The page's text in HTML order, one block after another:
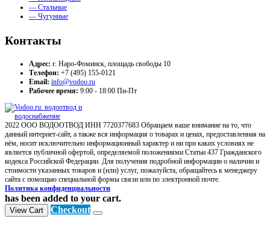
— Стальные
— Чугунные
Контакты
Адрес: г. Наро-Фоминск, площадь свободы 10
Телефон: +7 (495) 155-0121
Email: info@vodoo.ru
Рабочее время: 9:00 - 18:00 Пн-Пт
2022 ООО ВОДООТВОД ИНН 7720377683 Обращаем ваше внимание на то, что
данный интернет-сайт, а также вся информация о товарах и ценах, предоставленная на
нём, носит исключительно информационный характер и ни при каких условиях не
является публичной офертой, определяемой положениями Статьи 437 Гражданского
кодекса Российской Федерации. Для получения подробной информации о наличии и
стоимости указанных товаров и (или) услуг, пожалуйста, обращайтесь к менеджеру
сайта с помощью специальной формы связи или по электронной почте.
Политика конфиденциальности
has been added to your cart.
View Cart Checkout